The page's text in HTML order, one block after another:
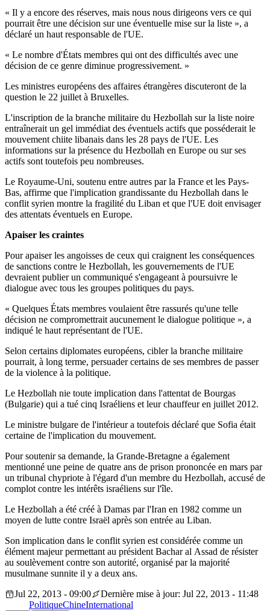
« Il y a encore des réserves, mais nous nous dirigeons vers ce qui
pourrait être une décision sur une éventuelle mise sur la liste », a
déclaré un haut responsable de l'UE.
« Le nombre d'États membres qui ont des difficultés avec une
décision de ce genre diminue progressivement. »
Les ministres européens des affaires étrangères discuteront de la
question le 22 juillet à Bruxelles.
L'inscription de la branche militaire du Hezbollah sur la liste noire
entraînerait un gel immédiat des éventuels actifs que posséderait le
mouvement chiite libanais dans les 28 pays de l'UE. Les
informations sur la présence du Hezbollah en Europe ou sur ses
actifs sont toutefois peu nombreuses.
Le Royaume-Uni, soutenu entre autres par la France et les Pays-
Bas, affirme que l'implication grandissante du Hezbollah dans le
conflit syrien montre la fragilité du Liban et que l'UE doit envisager
des attentats éventuels en Europe.
Apaiser les craintes
Pour apaiser les angoisses de ceux qui craignent les conséquences
de sanctions contre le Hezbollah, les gouvernements de l'UE
devraient publier un communiqué s'engageant à poursuivre le
dialogue avec tous les groupes politiques du pays.
« Quelques États membres voulaient être rassurés qu'une telle
décision ne compromettrait aucunement le dialogue politique », a
indiqué le haut représentant de l'UE.
Selon certains diplomates européens, cibler la branche militaire
pourrait, à long terme, persuader certains de ses membres de passer
de la violence à la politique.
Le Hezbollah nie toute implication dans l'attentat de Bourgas
(Bulgarie) qui a tué cinq Israéliens et leur chauffeur en juillet 2012.
Le ministre bulgare de l'intérieur a toutefois déclaré que Sofia était
certaine de l'implication du mouvement.
Pour soutenir sa demande, la Grande-Bretagne a également
mentionné une peine de quatre ans de prison prononcée en mars par
un tribunal chypriote à l'égard d'un membre du Hezbollah, accusé de
complot contre les intérêts israéliens sur l'île.
Le Hezbollah a été créé à Damas par l'Iran en 1982 comme un
moyen de lutte contre Israël après son entrée au Liban.
Son implication dans le conflit syrien est considérée comme un
élément majeur permettant au président Bachar al Assad de résister
au soulèvement contre son autorité, organisé par la majorité
musulmane sunnite il y a deux ans.
Jul 22, 2013 - 09:00
Dernière mise à jour: Jul 22, 2013 - 11:48
PolitiqueChineInternational